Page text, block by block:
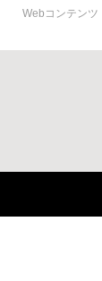
Webコンテンツ